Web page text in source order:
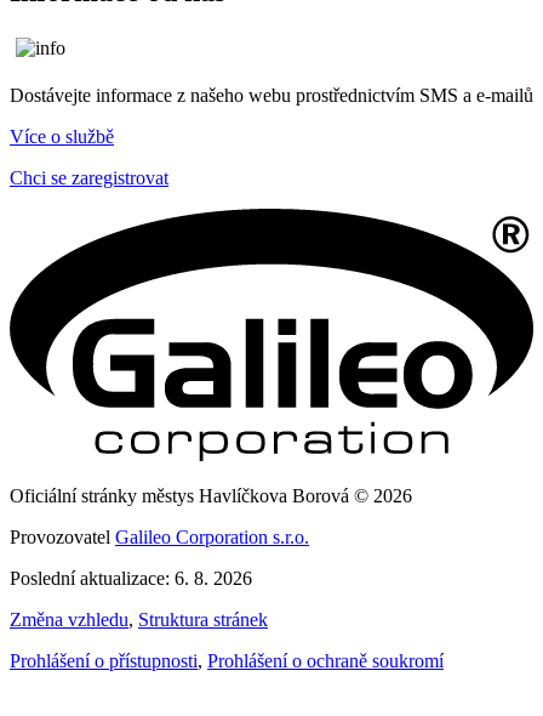
Dostávejte informace z našeho webu prostřednictvím SMS a e-mailů
Více o službě
Chci se zaregistrovat
Oficiální stránky městys Havlíčkova Borová © 2026
Provozovatel Galileo Corporation s.r.o.
Poslední aktualizace: 6. 8. 2026
Změna vzhledu, Struktura stránek
Prohlášení o přístupnosti, Prohlášení o ochraně soukromí